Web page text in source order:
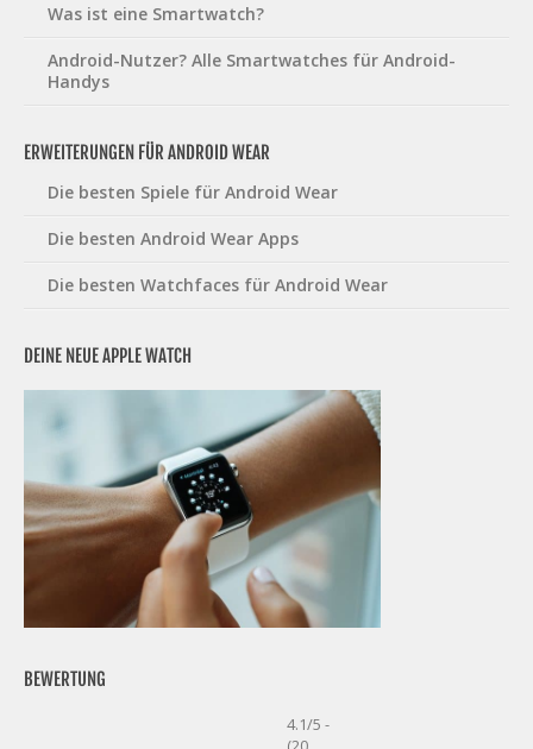
Was ist eine Smartwatch?
Android-Nutzer? Alle Smartwatches für Android-
Handys
ERWEITERUNGEN FÜR ANDROID WEAR
Die besten Spiele für Android Wear
Die besten Android Wear Apps
Die besten Watchfaces für Android Wear
DEINE NEUE APPLE WATCH
BEWERTUNG
4.1/5 -